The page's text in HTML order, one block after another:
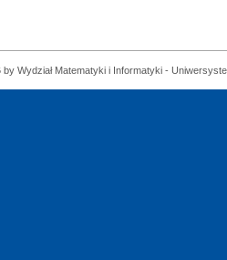
Wydział Matematyki i Informatyki -